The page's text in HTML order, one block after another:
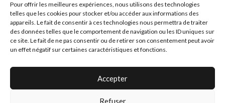
Pour offrir les meilleures expériences, nous utilisons des technologies
telles que les cookies pour stocker et/ou accéder aux informations des
appareils. Le fait de consentir à ces technologies nous permettra de traiter
des données telles que le comportement de navigation ou les ID uniques sur
ce site. Le fait de ne pas consentir ou de retirer son consentement peut avoir
un effet négatif sur certaines caractéristiques et fonctions.
Accepter
Refuser
maisonscreoles.immo@gmail.com